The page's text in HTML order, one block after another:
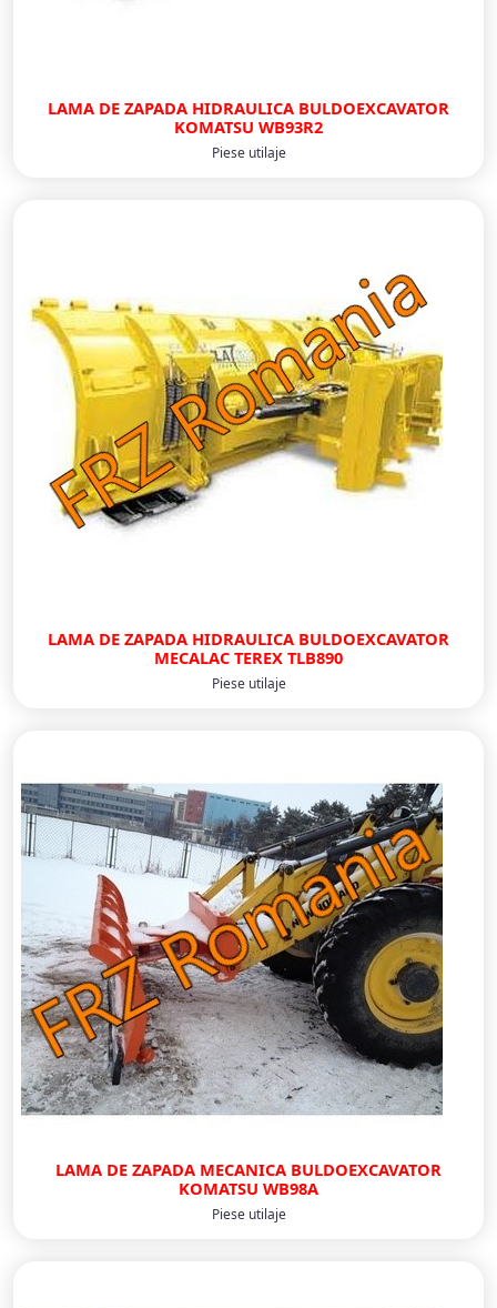
LAMA DE ZAPADA HIDRAULICA BULDOEXCAVATOR
KOMATSU WB93R2
Piese utilaje
LAMA DE ZAPADA HIDRAULICA BULDOEXCAVATOR
MECALAC TEREX TLB890
Piese utilaje
LAMA DE ZAPADA MECANICA BULDOEXCAVATOR
KOMATSU WB98A
Piese utilaje